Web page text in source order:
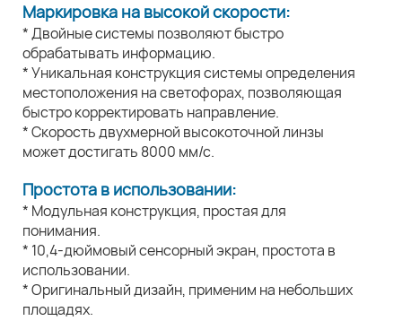
Маркировка на высокой скорости:
* Двойные системы позволяют быстро
обрабатывать информацию.
* Уникальная конструкция системы определения
местоположения на светофорах, позволяющая
быстро корректировать направление.
* Скорость двухмерной высокоточной линзы
может достигать 8000 мм/с.
Простота в использовании:
* Модульная конструкция, простая для
понимания.
* 10,4-дюймовый сенсорный экран, простота в
использовании.
* Оригинальный дизайн, применим на небольших
площадях.